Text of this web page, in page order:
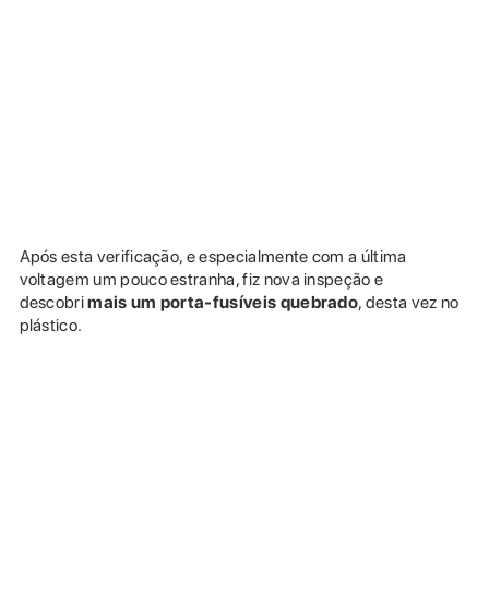
Após esta verificação, e especialmente com a última
voltagem um pouco estranha, fiz nova inspeção e
descobrimais um porta-fusíveis quebrado, desta vez no
plástico.